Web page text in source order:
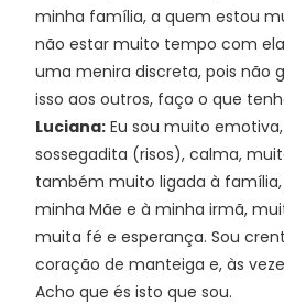
minha família, a quem estou
não estar muito tempo com
uma menira discreta, pois não
isso aos outros, faço o que
Luciana: Eu sou muito
sossegadita (risos), calma,
também muito ligada à
minha Mãe e à minha irmã,
muita fé e esperança. Sou
coração de manteiga e, às
Acho que és isto que sou.